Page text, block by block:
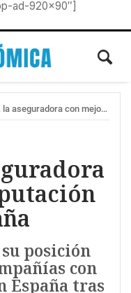
ad-920×90″]
con mejor reputación de España
posición
con
España tras